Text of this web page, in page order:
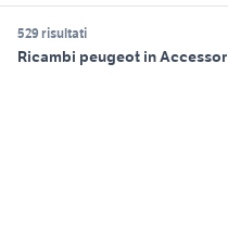
529 risultati
Ricambi peugeot in